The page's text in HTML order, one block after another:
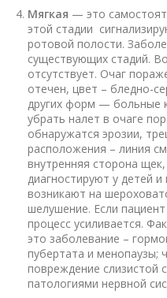
Мягкая — это
этой стадии
ротовой полости.
существующих стадий.
отсутствует. Очаг
отечен, цвет – бледно-
других форм — больные
убрать налет в очаге
обнаружатся эрозии,
расположения – линия
внутренняя сторона
диагностируют у детей
возникают на
шелушение. Если
процесс усиливается.
это заболевание –
пубертата и менопаузы;
повреждение слизистой
патологиями нервной